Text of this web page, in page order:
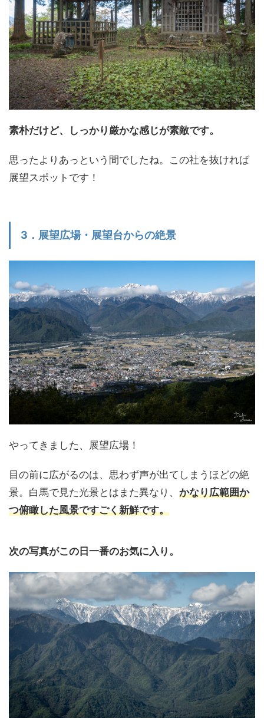
素朴だけど、しっかり厳かな感じが素敵です。
思ったよりあっという間でしたね。この社を抜ければ
展望スポットです！
3．展望広場・展望台からの絶景
やってきました、展望広場！
目の前に広がるのは、思わず声が出てしまうほどの絶
景。白馬で見た光景とはまた異なり、 かなり広範囲か
つ俯瞰した風景ですごく新鮮です。
次の写真がこの日一番のお気に入り。